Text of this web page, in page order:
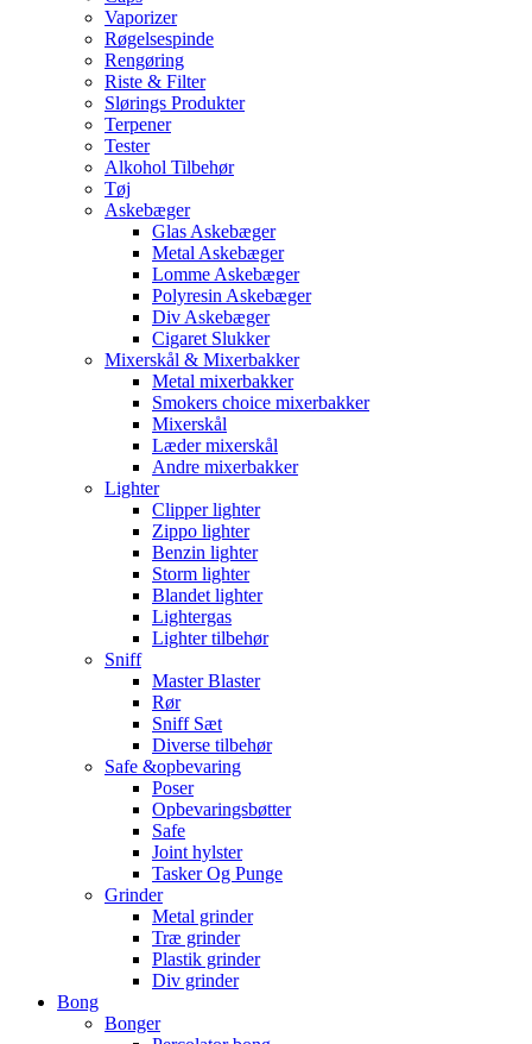
Vaporizer
Røgelsespinde
Rengøring
Riste & Filter
Slørings Produkter
Terpener
Tester
Alkohol Tilbehør
Tøj
Askebæger
Glas Askebæger
Metal Askebæger
Lomme Askebæger
Polyresin Askebæger
Div Askebæger
Cigaret Slukker
Mixerskål & Mixerbakker
Metal mixerbakker
Smokers choice mixerbakker
Mixerskål
Læder mixerskål
Andre mixerbakker
Lighter
Clipper lighter
Zippo lighter
Benzin lighter
Storm lighter
Blandet lighter
Lightergas
Lighter tilbehør
Sniff
Master Blaster
Rør
Sniff Sæt
Diverse tilbehør
Safe &opbevaring
Poser
Opbevaringsbøtter
Safe
Joint hylster
Tasker Og Punge
Grinder
Metal grinder
Træ grinder
Plastik grinder
Div grinder
Bong
Bonger